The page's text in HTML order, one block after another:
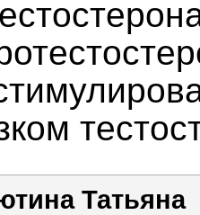
Татьяна